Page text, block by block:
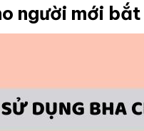
người mới